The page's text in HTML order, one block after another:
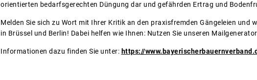
orientierten bedarfsgerechten Düngung dar und gefährden Ertrag und
Melden Sie sich zu Wort mit Ihrer Kritik an den praxisfremden Gängeleien und
in Brüssel und Berlin! Dabei helfen wie Ihnen: Nutzen Sie unseren
Informationen dazu finden Sie unter: https://